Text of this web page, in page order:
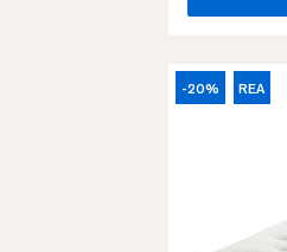
-20% REA